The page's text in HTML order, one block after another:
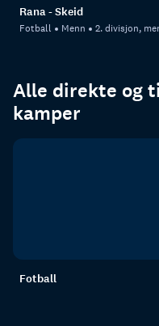
Rana - Skeid
Fotball Menn 2. divisjon,
Alle direkte og
kamper
Fotball